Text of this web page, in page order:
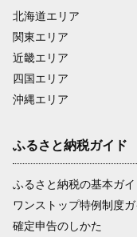
北海道エリア
関東エリア
近畿エリア
四国エリア
沖縄エリア
ふるさと納税ガイド
ふるさと納税の基本ガイ
ワンストップ特例制度ガ
確定申告のしかた